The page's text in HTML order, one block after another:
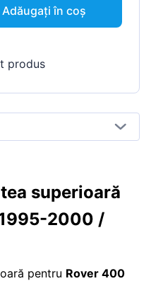
Adăugați în coș
produs
superioară
2000 /
pentru Rover 400